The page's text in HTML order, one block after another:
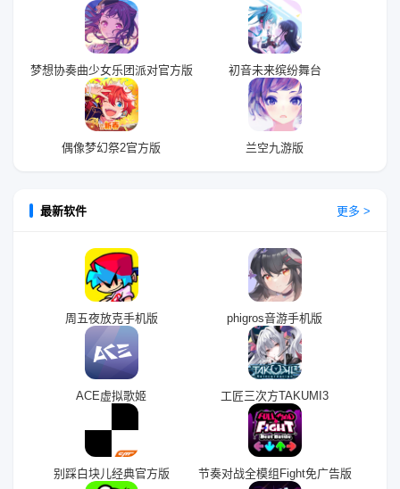
梦想协奏曲少女乐团派对官方版 初音未来缤纷舞台
偶像梦幻祭2官方版 兰空九游版
最新软件 更多 >
周五夜放克手机版 phigros音游手机版
ACE虚拟歌姬 工匠三次方TAKUMI3
别踩白块儿经典官方版 节奏对战全模组Fight免广告版